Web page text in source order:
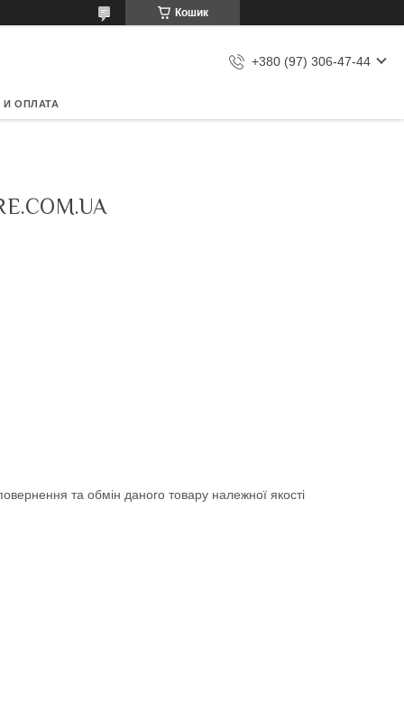
Кошик
+380 (97) 306-47-44
И ОПЛАТА
та обмін даного товару належної якості